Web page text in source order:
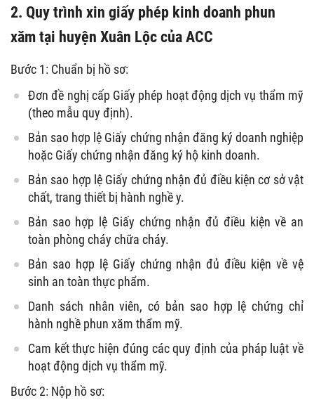
2. Quy trình xin giấy phép kinh doanh phun
xăm tại huyện Xuân Lộc của ACC
Bước 1: Chuẩn bị hồ sơ:
Đơn đề nghị cấp Giấy phép hoạt động dịch vụ thẩm mỹ
(theo mẫu quy định).
Bản sao hợp lệ Giấy chứng nhận đăng ký doanh nghiệp
hoặc Giấy chứng nhận đăng ký hộ kinh doanh.
Bản sao hợp lệ Giấy chứng nhận đủ điều kiện cơ sở vật
chất, trang thiết bị hành nghề y.
Bản sao hợp lệ Giấy chứng nhận đủ điều kiện về an
toàn phòng cháy chữa cháy.
Bản sao hợp lệ Giấy chứng nhận đủ điều kiện về vệ
sinh an toàn thực phẩm.
Danh sách nhân viên, có bản sao hợp lệ chứng chỉ
hành nghề phun xăm thẩm mỹ.
Cam kết thực hiện đúng các quy định của pháp luật về
hoạt động dịch vụ thẩm mỹ.
Bước 2: Nộp hồ sơ: